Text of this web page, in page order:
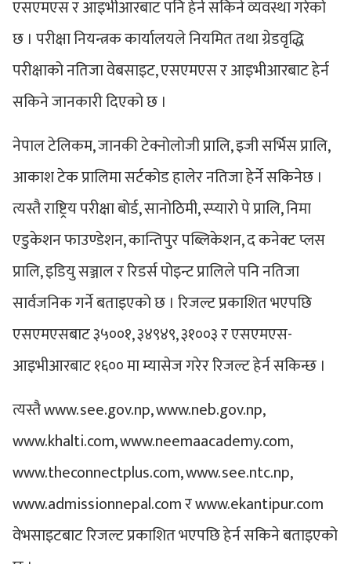
एसएमएस र आइभीआरबाट पनि हेर्न सकिने व्यवस्था गरेको
छ । परीक्षा नियन्त्रक कार्यालयले नियमित तथा ग्रेडवृद्धि
परीक्षाको नतिजा वेबसाइट, एसएमएस र आइभीआरबाट हेर्न
सकिने जानकारी दिएको छ ।
नेपाल टेलिकम, जानकी टेक्नोलोजी प्रालि, इजी सर्भिस प्रालि,
आकाश टेक प्रालिमा सर्टकोड हालेर नतिजा हेर्ने सकिनेछ ।
त्यस्तै राष्ट्रिय परीक्षा बोर्ड, सानोठिमी, स्प्यारो पे प्रालि, निमा
एडुकेशन फाउण्डेशन, कान्तिपुर पब्लिकेशन, द कनेक्ट प्लस
प्रालि, इडियु सञ्जाल र रिडर्स पोइन्ट प्रालिले पनि नतिजा
सार्वजनिक गर्ने बताइएको छ । रिजल्ट प्रकाशित भएपछि
एसएमएसबाट ३५००१, ३४९४९, ३१००३ र एसएमएस-
आइभीआरबाट १६०० मा म्यासेज गरेर रिजल्ट हेर्न सकिन्छ ।
त्यस्तै www.see.gov.np, www.neb.gov.np,
www.khalti.com, www.neemaacademy.com,
www.theconnectplus.com, www.see.ntc.np,
www.admissionnepal.com र www.ekantipur.com
वेभसाइटबाट रिजल्ट प्रकाशित भएपछि हेर्न सकिने बताइएको